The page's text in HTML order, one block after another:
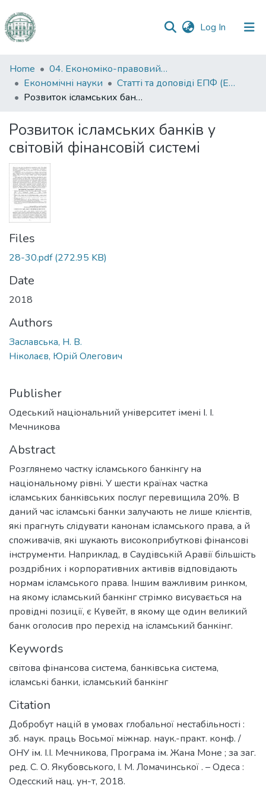
Log In (current)
Communities
&
Collections
Statistics
Home
04. Економіко-правовий факультет
Економічні науки
Статті та доповіді ЕПФ (Економічні науки)
Розвиток ісламських банків у світовій фінансовій системі
Розвиток ісламських банків у
світовій фінансовій системі
Files
28-30.pdf(272.95 KB)
Date
2018
Authors
Заславська, Н. В.
Ніколаєв, Юрій Олегович
Publisher
Одеський національний університет імені І. І.
Мечникова
Abstract
Розглянемо частку ісламського банкінгу на
національному рівні. У шести країнах частка
ісламських банківських послуг перевищила 20%. В
даний час ісламські банки залучають не лише клієнтів,
які прагнуть слідувати канонам ісламського права, а й
споживачів, які шукають високоприбуткові фінансові
інструменти. Наприклад, в Саудівській Аравії більшість
роздрібних і корпоративних активів відповідають
нормам ісламського права. Іншим важливим ринком,
на якому ісламський банкінг стрімко висувається на
провідні позиції, є Кувейт, в якому ще один великий
банк оголосив про перехід на ісламський банкінг.
Keywords
світова фінансова система, банківська система,
ісламські банки, ісламський банкінг
Citation
Добробут націй в умовах глобальної нестабільності :
зб. наук. праць Восьмої міжнар. наук.-практ. конф. /
ОНУ ім. І.І. Мечникова, Програма ім. Жана Моне ; за заг.
ред. С. О. Якубовського, І. М. Ломачинської . – Одеса :
Одесский нац. ун-т, 2018.